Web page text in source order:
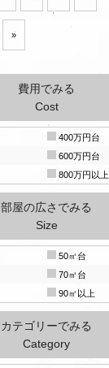
»
費用でみる
Cost
400万円台
600万円台
800万円以上
部屋の広さでみる
Size
50㎡台
70㎡台
90㎡以上
カテゴリーでみる
Category